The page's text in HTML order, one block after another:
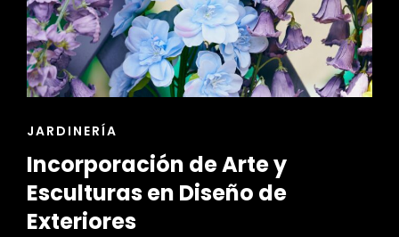
ENLACES
LAS
CATEGORÍAS
JARDINERÍA
Incorporación de Arte y
Esculturas en Diseño de
Exteriores